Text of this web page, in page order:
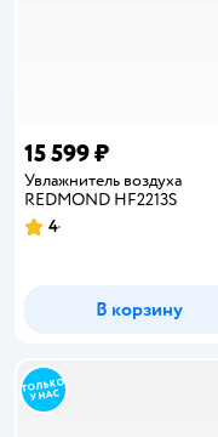
15 599 ₽
Увлажнитель воздуха
REDMOND HF2213S
Рейтинг:
4
В корзину